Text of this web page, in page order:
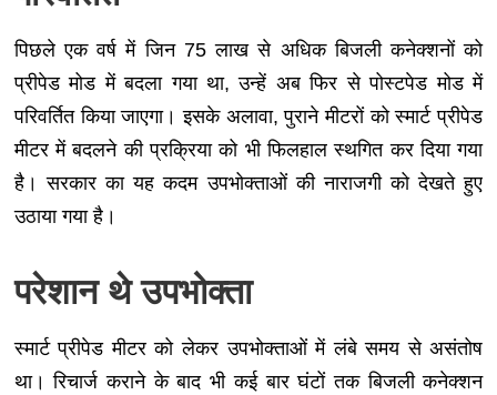
पिछले एक वर्ष में जिन 75 लाख से अधिक बिजली कनेक्शनों को
प्रीपेड मोड में बदला गया था, उन्हें अब फिर से पोस्टपेड मोड में
परिवर्तित किया जाएगा। इसके अलावा, पुराने मीटरों को स्मार्ट प्रीपेड
मीटर में बदलने की प्रक्रिया को भी फिलहाल स्थगित कर दिया गया
है। सरकार का यह कदम उपभोक्ताओं की नाराजगी को देखते हुए
उठाया गया है।
परेशान थे उपभोक्ता
स्मार्ट प्रीपेड मीटर को लेकर उपभोक्ताओं में लंबे समय से असंतोष
था। रिचार्ज कराने के बाद भी कई बार घंटों तक बिजली कनेक्शन